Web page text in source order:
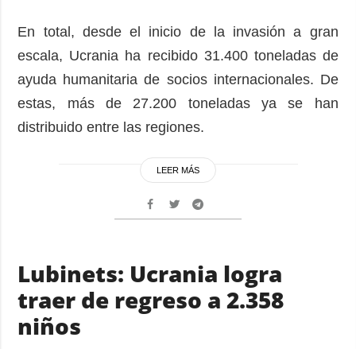
En total, desde el inicio de la invasión a gran
escala, Ucrania ha recibido 31.400 toneladas de
ayuda humanitaria de socios internacionales. De
estas, más de 27.200 toneladas ya se han
distribuido entre las regiones.
LEER MÁS
Lubinets: Ucrania logra
traer de regreso a 2.358
niños